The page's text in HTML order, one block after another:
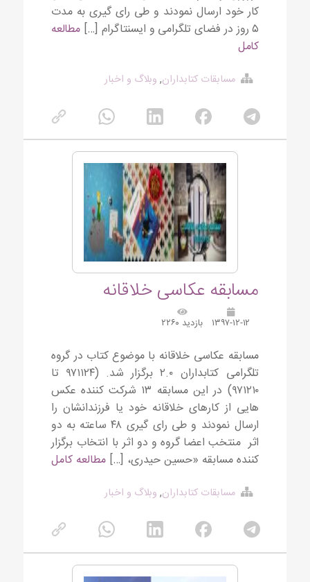
کار خود ارسال نمودند و طی رای گیری به مدت
۵ روز در فضای تلگرامی و ایسنتاگرام […]
مطالعه
کامل
مسابقات کتابداران, وبلاگ و اخبار
مسابقه عکاسی خلاقانه
۱۳۹۷-۱۲-۱۲ بازدید ۲۲۶۰
مسابقه عکاسی خلاقانه با موضوع کتاب در گروه
تلگرامی کتابداران ۲.۰ برگزار شد. (۹۷۱۱۲۴ تا
۹۷۱۲۱۰) در این مسابقه ۱۳ شرکت کننده عکس
هایی از کارهای خلاقانه خود یا فرزندانشان را
ارسال نمودند و طی رای گیری ۴۸ ساعته به دو
اثر منتخب اعضا گروه و دو اثر با انتخاب برگزار
کننده مسابقه «حسین حیدری، […]مطالعه کامل
مسابقات کتابداران, وبلاگ و اخبار